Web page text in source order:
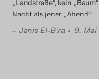
Das
Das
„Landstraße“, kein
Nacht als jener „Abend“,…
– Janis El-Bira • 9. Mai